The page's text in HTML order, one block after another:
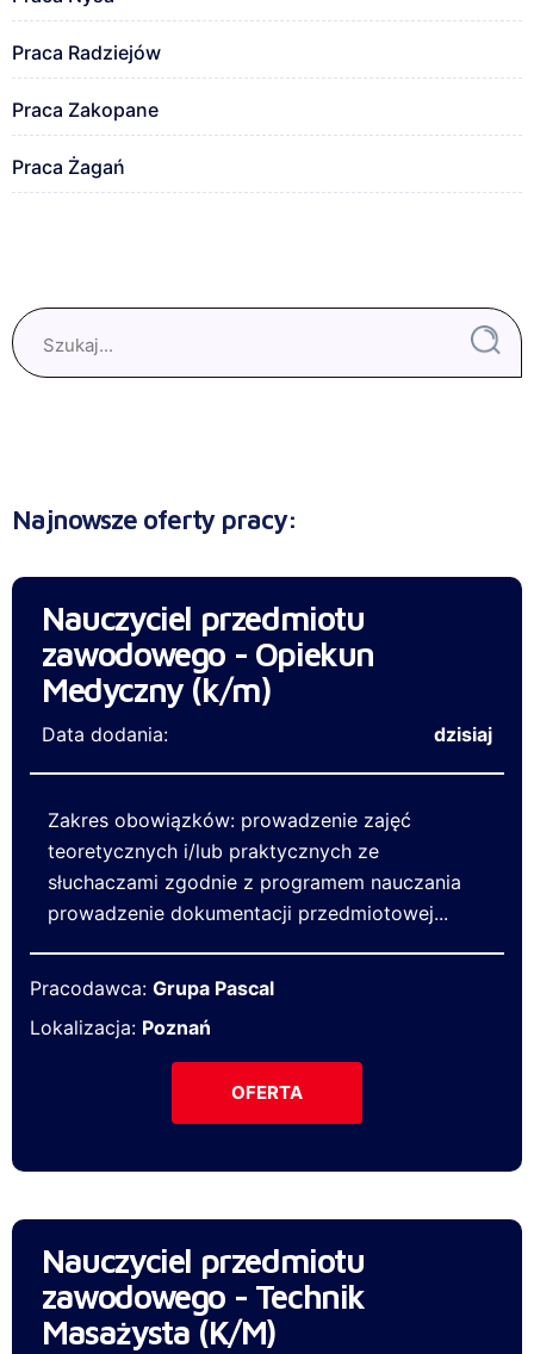
Praca Radziejów
Praca Zakopane
Praca Żagań
Najnowsze oferty pracy:
Nauczyciel przedmiotu
zawodowego - Opiekun
Medyczny (k/m)
Data dodania: dzisiaj
Zakres obowiązków: prowadzenie zajęć
teoretycznych i/lub praktycznych ze
słuchaczami zgodnie z programem nauczania
prowadzenie dokumentacji przedmiotowej...
Pracodawca: Grupa Pascal
Lokalizacja: Poznań
OFERTA
Nauczyciel przedmiotu
zawodowego - Technik
Masażysta (K/M)